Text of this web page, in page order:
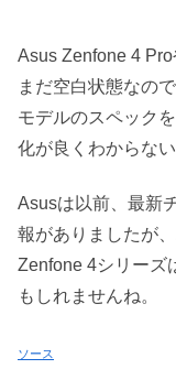
Asus Zenfone 4
まだ空白状態なの
モデルのスペック
化が良くわからな
Asusは以前、最新
報がありましたが
Zenfone 4シリーズ
もしれませんね。
ソース